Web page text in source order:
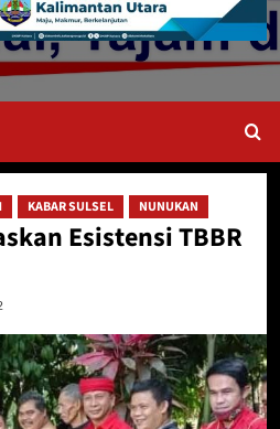
KABAR SULSEL NUNUKAN
Esistensi TBBR